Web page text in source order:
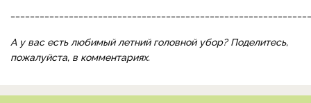
А у вас есть любимый летний головной убор? Поделитесь,
пожалуйста, в комментариях.